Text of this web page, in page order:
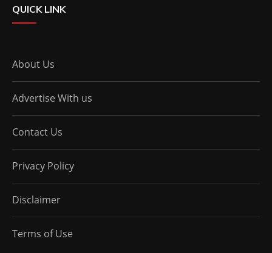
QUICK LINK
About Us
Advertise With us
Contact Us
Privacy Policy
Disclaimer
Terms of Use